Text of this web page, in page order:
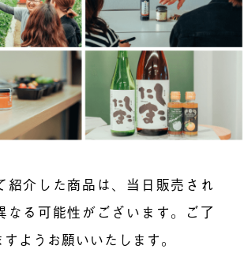
介した商品は、当日販売され
なる可能性がございます。ご了
ようお願いいたします。